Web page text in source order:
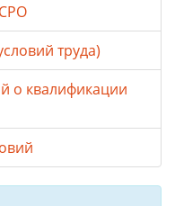
труда)
о квалификации